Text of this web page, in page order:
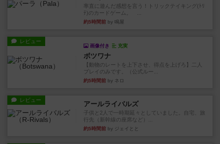
率直に遊んだ感想を言う！トリックテイキング(ﾄﾘ
ﾃ)のカードゲーム。 ...
約5時間前 by 鳴屋
レビュー
画像付き 充実
ボツワナ
【動物のレートを上下させ、得点を上げろ】二人
プレイのみです。（公式ルー...
約5時間前 by ネロ
レビュー アールライバルズ
子供と2人で一時期延々としていました。自宅、旅
行先（新幹線の座席など）...
約5時間前 by ジェイとと